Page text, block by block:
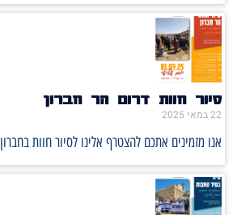
סיור חוות דרום הר חברון
22 במאי 2025
אנו מזמינים אתכם להצטרף אלינו לסיור חוות בחברון